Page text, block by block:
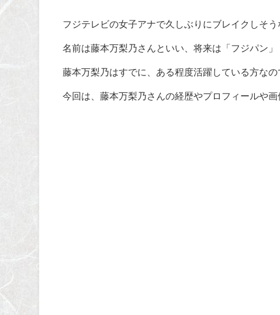
フジテレビの女子アナで久しぶりにブレイクしそう
名前は藤本万梨乃さんといい、将来は「フジパン
藤本万梨乃はすでに、ある程度活躍している方な
今回は、藤本万梨乃さんの経歴やプロフィールや画